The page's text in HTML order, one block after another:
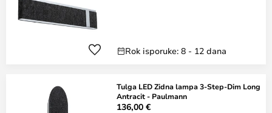
Rok isporuke: 8 - 12 dana
Tulga LED Zidna lampa 3-Step-Dim Long
Antracit - Paulmann
136,00 €